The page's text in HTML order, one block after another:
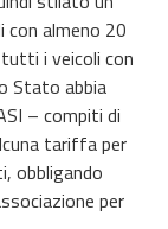
con almeno 20
i veicoli con
Stato abbia
– compiti di
tariffa per
obbligando
per